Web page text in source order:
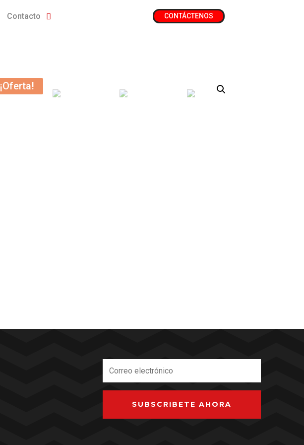
Contacto CONTÁCTENOS
¡Oferta!
SUBSCRIBETE AHORA